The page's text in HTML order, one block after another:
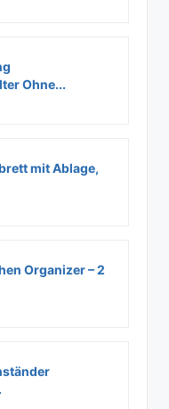
Ohne...
mit Ablage,
Organizer – 2